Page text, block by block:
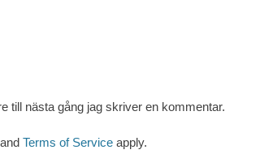
till nästa gång jag skriver en kommentar.
and Terms of Service apply.